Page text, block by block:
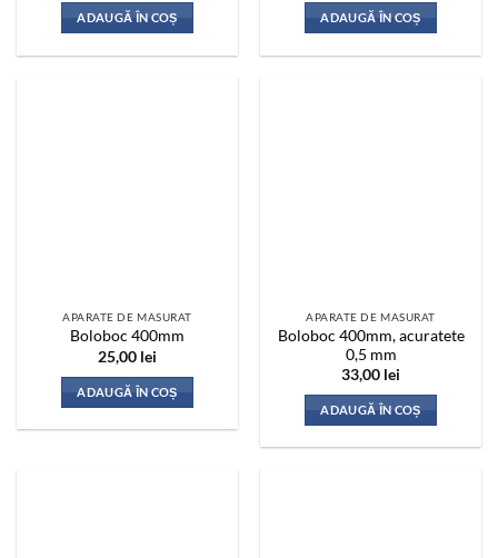
ADAUGĂ ÎN COȘ ADAUGĂ ÎN COȘ
APARATE DE MASURAT
Boloboc 400mm
25,00 lei
ADAUGĂ ÎN COȘ
APARATE DE MASURAT
Boloboc 400mm, acuratete
0,5 mm
33,00 lei
ADAUGĂ ÎN COȘ